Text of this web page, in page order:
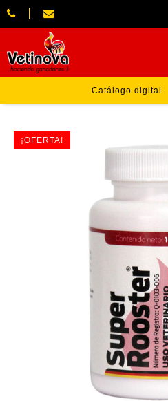
Catálogo digital
¡OFERTA!